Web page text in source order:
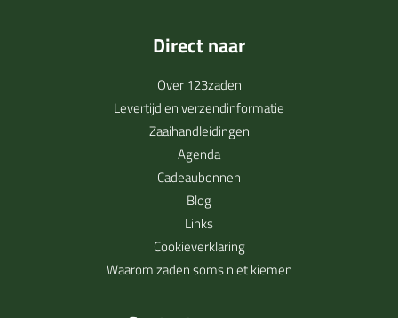
Direct naar
Over 123zaden
Levertijd en verzendinformatie
Zaaihandleidingen
Agenda
Cadeaubonnen
Blog
Links
Cookieverklaring
Waarom zaden soms niet kiemen